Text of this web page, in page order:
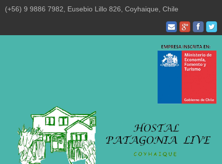
(+56) 9 9886 7982, Eusebio Lillo 826, Coyhaique, Chile